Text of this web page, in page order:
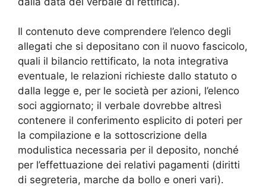
Il contenuto deve comprendere l’elenco degli
allegati che si depositano con il nuovo fascicolo,
quali il bilancio rettificato, la nota integrativa
eventuale, le relazioni richieste dallo statuto o
dalla legge e, per le società per azioni, l’elenco
soci aggiornato; il verbale dovrebbe altresì
contenere il conferimento esplicito di poteri per
la compilazione e la sottoscrizione della
modulistica necessaria per il deposito, nonché
per l’effettuazione dei relativi pagamenti (diritti
di segreteria, marche da bollo e oneri vari).